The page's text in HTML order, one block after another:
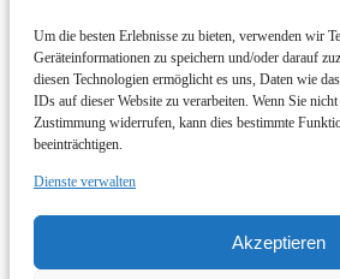
Um die besten Erlebnisse zu bieten, verwenden wir
Geräteinformationen zu speichern und/oder darauf
diesen Technologien ermöglicht es uns, Daten wie
IDs auf dieser Website zu verarbeiten. Wenn Sie
Zustimmung widerrufen, kann dies bestimmte
beeinträchtigen.
Dienste verwalten
Akzeptieren
da-Schluchtler
+49 170 902 463 8 info@da-
Gmund am Tegernsee